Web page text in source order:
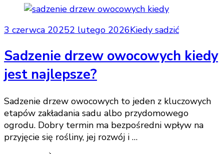
3 czerwca 20252 lutego 2026Kiedy sadzić
Sadzenie drzew owocowych kiedy
jest najlepsze?
Sadzenie drzew owocowych to jeden z kluczowych
etapów zakładania sadu albo przydomowego
ogrodu. Dobry termin ma bezpośredni wpływ na
przyjęcie się rośliny, jej rozwój i …